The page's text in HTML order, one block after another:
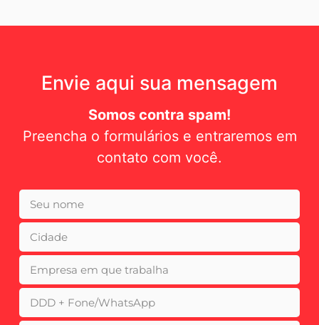
Envie aqui sua mensagem
Somos contra spam!
Preencha o formulários e entraremos em
contato com você.